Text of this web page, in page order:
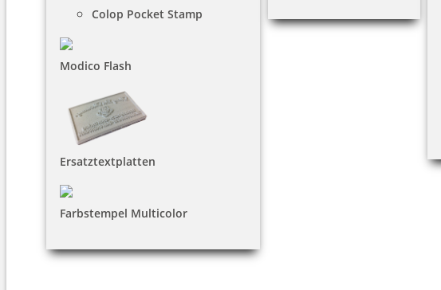
Colop Pocket Stamp
Modico Flash
Ersatztextplatten
Farbstempel Multicolor